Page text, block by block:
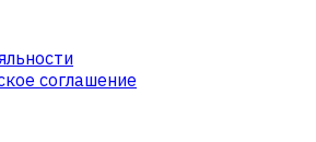
соглашение